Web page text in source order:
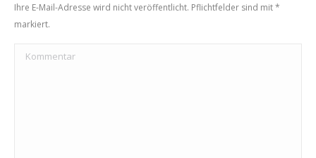
Ihre E-Mail-Adresse wird nicht veröffentlicht. Pflichtfelder sind mit*
markiert.
Kommentar